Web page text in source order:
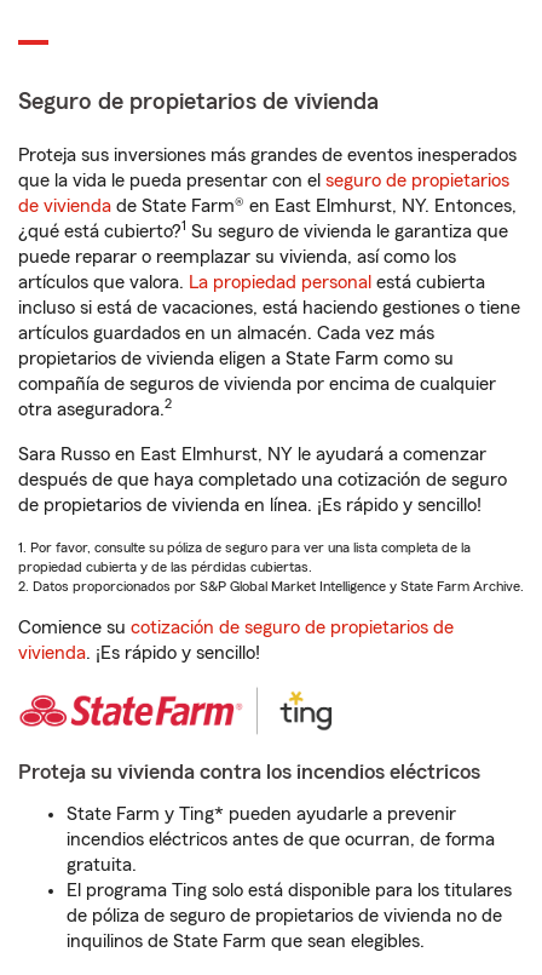
Seguro de propietarios de vivienda
Proteja sus inversiones más grandes de eventos inesperados
que la vida le pueda presentar con el seguro de propietarios
de vivienda de State Farm® en East Elmhurst, NY. Entonces,
¿qué está cubierto?1 Su seguro de vivienda le garantiza que
puede reparar o reemplazar su vivienda, así como los
artículos que valora. La propiedad personal está cubierta
incluso si está de vacaciones, está haciendo gestiones o tiene
artículos guardados en un almacén. Cada vez más
propietarios de vivienda eligen a State Farm como su
compañía de seguros de vivienda por encima de cualquier
otra aseguradora.2
Sara Russo en East Elmhurst, NY le ayudará a comenzar
después de que haya completado una cotización de seguro
de propietarios de vivienda en línea. ¡Es rápido y sencillo!
1. Por favor, consulte su póliza de seguro para ver una lista completa de la
propiedad cubierta y de las pérdidas cubiertas.
2. Datos proporcionados por S&P Global Market Intelligence y State Farm Archive.
Comience su cotización de seguro de propietarios de
vivienda. ¡Es rápido y sencillo!
Proteja su vivienda contra los incendios eléctricos
State Farm y Ting* pueden ayudarle a prevenir
incendios eléctricos antes de que ocurran, de forma
gratuita.
El programa Ting solo está disponible para los titulares
de póliza de seguro de propietarios de vivienda no de
inquilinos de State Farm que sean elegibles.